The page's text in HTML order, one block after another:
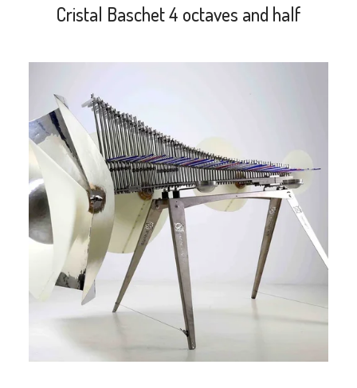
Cristal Baschet 4 octaves and half
search